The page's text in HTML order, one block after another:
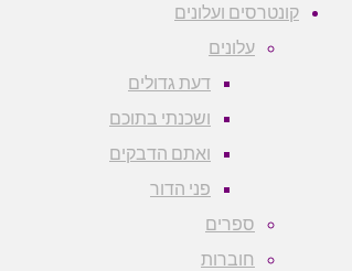
קונטרסים ועלונים
עלונים
דעת גדולים
ושכנתי בתוכם
ואתם הדבקים
פני הדור
ספרים
חוברות